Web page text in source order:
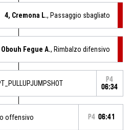
4, Cremona L., Passaggio sbagliato
Obouh Fegue A., Rimbalzo difensivo
P4
06:34
offensivo P4 06:41